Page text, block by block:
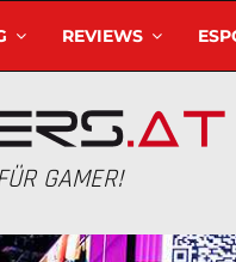
REVIEWS
GAMER!